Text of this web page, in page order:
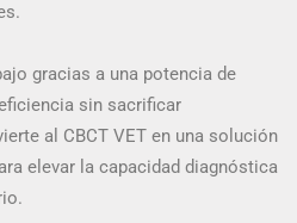
gracias a una potencia de
sin sacrificar
al CBCT VET en una solución
elevar la capacidad diagnóstica